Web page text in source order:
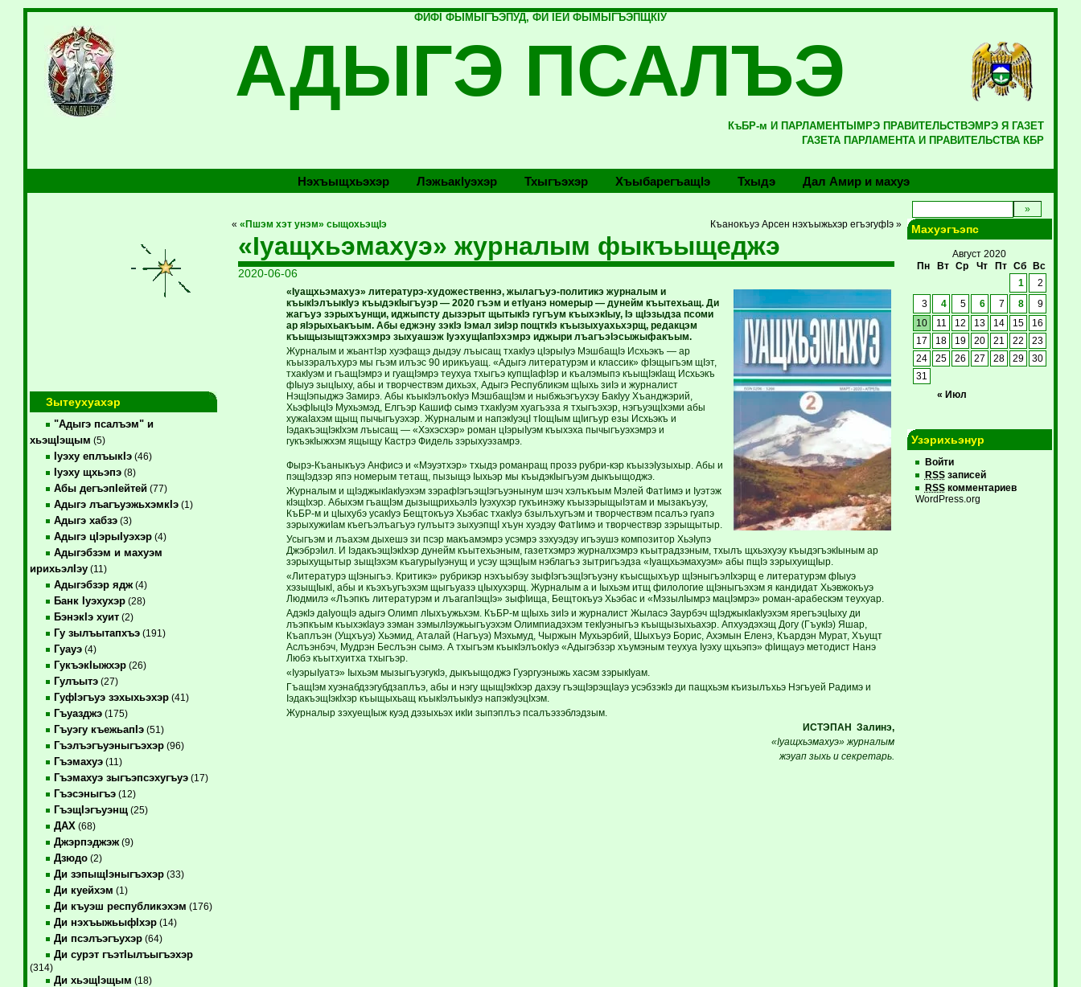
ФИФI ФЫМЫГЪЭПУД, ФИ IЕЙ ФЫМЫГЪЭПЩКIУ
АДЫГЭ ПСАЛЪЭ
КъБР-м И ПАРЛАМЕНТЫМРЭ ПРАВИТЕЛЬСТВЭМРЭ Я ГАЗЕТ
ГАЗЕТА ПАРЛАМЕНТА И ПРАВИТЕЛЬСТВА КБР
Нэхъыщхьэхэр Лэжьакlуэхэр Тхыгъэхэр Хъыбарегъащlэ Тхыдэ Дал Амир и махуэ
Зытеухуахэр
"Адыгэ псалъэм" и
хьэщIэщым (5)
Iуэху еплъыкIэ(46)
Iуэху щхьэпэ(8)
Абы дегъэпIейтей(77)
Адыгэ лъагъуэжьхэмкIэ(1)
Адыгэ хабзэ(3)
Адыгэ цIэрыIуэхэр(4)
Адыгэбзэм и махуэм
ирихьэлIэу(11)
Адыгэбзэр ядж(4)
Банк Iуэхухэр(28)
БэнэкIэ хуит(2)
Гу зылъытапхъэ(191)
Гуауэ(4)
ГукъэкIыжхэр(26)
Гулъытэ(27)
ГуфIэгъуэ зэхыхьэхэр(41)
Гъуазджэ(175)
Гъуэгу къежьапIэ(51)
Гъэлъэгъуэныгъэхэр(96)
Гъэмахуэ(11)
Гъэмахуэ зыгъэпсэхугъуэ(17)
Гъэсэныгъэ(12)
ГъэщIэгъуэнщ(25)
ДАХ (68)
Джэрпэджэж(9)
Дзюдо(2)
Ди зэпыщIэныгъэхэр(33)
Ди куейхэм (1)
Ди къуэш республикэхэм (176)
Ди нэхъыжьыфIхэр(14)
Ди псэлъэгъухэр(64)
Ди сурэт гъэтIылъыгъэхэр
(314)
Ди хьэщIэщым (18)
« «Пшэм хэт унэм» сыщохьэщIэ Къанокъуэ Арсен нэхъыжьхэр егъэгуфIэ »
«Iуащхьэмахуэ» журналым фыкъыщеджэ
2020-06-06
«Iуащхьэмахуэ» литературэ-художественнэ, жылагъуэ-политикэ жур­налым и
къыкIэлъыкIуэ къы­дэ­кIыгъуэр — 2020 гъэм и етIуанэ ­номерыр — дунейм къытехьащ. Ди
жагъуэ зэрыхъунщи, иджыпсту ды­зэрыт щытыкIэ гугъум къыхэкIыу, Iэ щIэзыдза псоми
ар яIэрыхьакъым. Абы еджэну зэкIэ Iэмал зиIэр пощткIэ къызыхуахьхэрщ, редакцэм
къыщызыщтэжхэмрэ зыхуа­шэж IуэхущIапIэхэмрэ иджыри лъагъэIэсыжыфакъым.
Журналым и жьантIэр хуэфащэ дыдэу лъысащ тхакIуэ цIэрыIуэ МэшбащIэ Исхьэкъ — ар
къызэралъ­хурэ мы гъэм илъэс 90 ирикъуащ. «Адыгэ литературэм и классик» фIэ­щыгъэм щIэт,
тхакIуэм и гъащIэмрэ и гуащIэмрэ теухуа тхыгъэ купщIафIэр и къалэмыпэ къыщIэкIащ Исхьэкъ
фIыуэ зыцIыху, абы и творчествэм ­дихьэх, Адыгэ Республикэм щIыхь зиIэ и журналист
НэщIэпыджэ Замирэ. Абы къыкIэлъокIуэ МэшбащIэм и ныбжьэгъухэу БакIуу Хъанджэрий,
ХьэфIыцIэ Мухьэмэд, Елгъэр Кашиф сымэ тхакIуэм хуагъэза я тхыгъэхэр, нэгъуэщIхэми абы
хужаIахэм щыщ пычыгъуэхэр. Журналым и напэкIуэцI тIощIым щIигъур езы Исхьэкъ и
IэдакъэщIэкIхэм лъысащ — «Хэхэсхэр» роман цIэрыIуэм къыхэха пычыгъуэ­хэмрэ и
гукъэкIыжхэм ящыщу Кастрэ Фидель зэрыхуэзамрэ.
Фырэ-Къаныкъуэ Анфисэ и «Мэуэтхэр» тхыдэ романращ прозэ рубри­-кэр къызэIузыхыр. Абы и
пэщIэдзэр япэ номерым тетащ, пызыщэ Iыхьэр мы къыдэкIыгъуэм дыкъыщоджэ.
Журналым и щIэджыкIакIуэхэм зэрафIэгъэщIэгъуэнынум шэч хэлъкъым Мэлей ФатIимэ и Iуэтэж
кIэщI­хэр. Абыхэм гъащIэм дызыщрихьэлIэ Iуэхухэр гукъинэжу къызэрыщыIэтам и мызакъуэу,
КъБР-м и цIыхубэ уса­кIуэ Бещтокъуэ Хьэбас тхакIуэ бзылъ­ху­гъэм и творчествэм псалъэ гуапэ
зэрыхужиIам къегъэлъагъуэ гулъытэ зыхуэпщI хъун хуэдэу ФатIимэ и творчествэр зэрыщытыр.
Усыгъэм и лъахэм дыхешэ зи псэр ма­къамэмрэ усэмрэ зэхуэдэу игъэу­шэ композитор ХьэIупэ
ДжэбрэIил. И IэдакъэщIэкIхэр дунейм къыте­хьэ­ным, газетхэмрэ журналхэмрэ къытрадзэным, тхылъ щхьэхуэу къыдэгъэкIыным ар
зэрыхущытыр зыщIэ­хэм къагурыIуэнущ и усэу щэщIым нэблагъэ зытригъэдза «Iуащхьэмахуэм» абы пщIэ зэрыхуищIыр.
«Литературэ щIэныгъэ. Критикэ» рубрикэр нэхъыбэу зыфIэгъэщIэгъуэну къысщыхъур щIэныгъэлIхэрщ е ­литературэм фIыуэ
хэзыщIыкI, абы и къэхъугъэхэм щыгъуазэ цIыхухэрщ. Журналым а и Iыхьэм итщ филологие щIэныгъэхэм я кандидат Хьэвжокъуэ
Людмилэ «Лъэпкъ литературэм и ­лъагапIэщIэ» зыфIища, Бещтокъуэ Хьэбас и «МэзылIымрэ мацIэмрэ» ­роман-арабескэм теухуар.
АдэкIэ даIуощIэ адыгэ Олимп лIыхъужьхэм. КъБР-м щIыхь зиIэ и журналист Жыласэ Заурбэч щIэджы­кIа­кIуэхэм ярегъэцIыху ди
лъэпкъым къыхэкIауэ зэман зэмылIэужьыгъуэхэм Олимпиадэхэм текIуэныгъэ къыщызыхьахэр. Апхуэдэхэщ Догу (ГъукIэ) Яшар,
Къаплъэн (Ущхъуэ) Хьэмид, Аталай (Нагъуэ) Мэхьмуд, Чыржын Мухьэрбий, Шыхъуэ Борис, Ахэмын Еленэ, Къардэн Мурат, Хъущт
Аслъэнбэч, Мудрэн Беслъэн сымэ. А тхыгъэм къыкIэлъокIуэ «Адыгэбзэр хъумэным теухуа Iуэху щхьэпэ» фIищауэ методист Нанэ
Любэ къытхуитха тхыгъэр.
«IуэрыIуатэ» Iыхьэм мызыгъуэгукIэ, дыкъыщоджэ Гуэргуэныжь хасэм зэрыкIуам.
ГъащIэм хуэнабдзэгубдзаплъэ, абы и нэгу щыщIэкIхэр дахэу гъэщIэрэ­щIауэ усэбзэкIэ ди пащхьэм къи­зылъхьэ Нэгъуей Радимэ и
Iэдакъэ­щIэкIхэр къыщыхьащ къыкIэлъыкIуэ напэкIуэцIхэм.
Журналыр зэхуещIыж куэд дэзы­хьэх икIи зыпэплъэ псалъэзэблэ­дзым.
ИСТЭПАН Залинэ,
«Iуащхьэмахуэ» журналым
жэуап зыхь и секретарь.
Махуэгъэпс
Август 2020
Пн
Вт Ср Чт Пт Сб Вс
« Июл
1 2
3 4 5 6 7 8
9
10
11 12 13 14 15
16
17
18 19 20 21 22
23
24
25 26 27 28 29
30
31
Узэрихьэнур
Войти
RSSзаписей
RSSкомментариев
WordPress.org